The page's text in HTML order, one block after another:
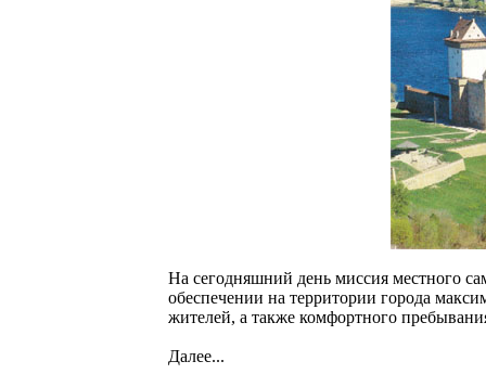
На сегодняшний день миссия местного
обеспечении на территории города
жителей, а также комфортного
Далее...